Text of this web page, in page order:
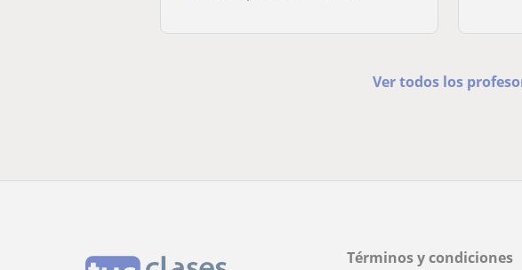
Ver todos los
Términos y condiciones